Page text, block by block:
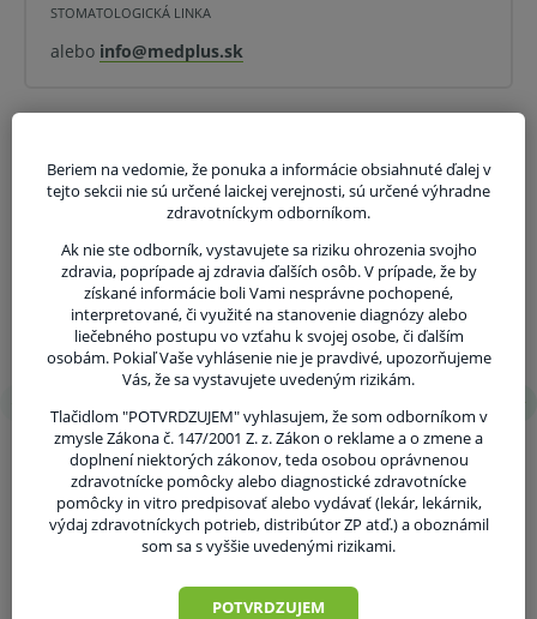
V kartóne 10 roliek.
hygienických dôvodov možné odstúpiť od kúpnej
zmluvy v lehote 14 dní.
STOMATOLOGICKÁ LINKA
alebo info@medplus.sk
Beriem na vedomie, že ponuka a informácie obsiahnuté ďalej v
tejto sekcii nie sú určené laickej verejnosti, sú určené výhradne
zdravotníckym odborníkom.
Ak nie ste odborník, vystavujete sa riziku ohrozenia svojho
zdravia, poprípade aj zdravia ďalších osôb. V prípade, že by
získané informácie boli Vami nesprávne pochopené,
interpretované, či využité na stanovenie diagnózy alebo
liečebného postupu vo vzťahu k svojej osobe, či ďalším
osobám. Pokiaľ Vaše vyhlásenie nie je pravdivé, upozorňujeme
Vás, že sa vystavujete uvedeným rizikám.
Tlačidlom "POTVRDZUJEM" vyhlasujem, že som odborníkom v
zmysle Zákona č. 147/2001 Z. z. Zákon o reklame a o zmene a
doplnení niektorých zákonov, teda osobou oprávnenou
zdravotnícke pomôcky alebo diagnostické zdravotnícke
pomôcky in vitro predpisovať alebo vydávať (lekár, lekárnik,
výdaj zdravotníckych potrieb, distribútor ZP atď.) a oboznámil
som sa s vyššie uvedenými rizikami.
POTVRDZUJEM